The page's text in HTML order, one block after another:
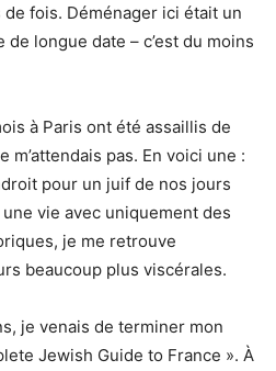
fois. Déménager ici était un
longue date – c’est du moins
à Paris ont été assaillis de
pas. En voici une :
pour un juif de nos jours
vie avec uniquement des
je me retrouve
beaucoup plus viscérales.
je venais de terminer mon
Jewish Guide to France ». À